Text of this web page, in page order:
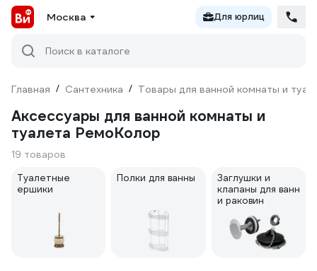
Москва Для юрлиц
Поиск в каталоге
Главная / Сантехника / Товары для ванной комнаты и
Аксессуары для ванной комнаты и
туалета РемоКолор
19 товаров
Туалетные
ершики
Полки для ванны
Заглушки и
клапаны для ванн
и раковин